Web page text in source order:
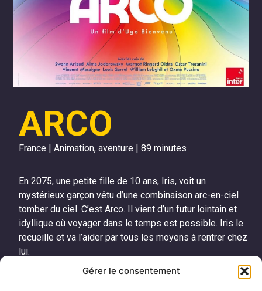
Gérer le consentement
ARCO
France | Animation, aventure | 89 minutes
En 2075, une petite fille de 10 ans, Iris, voit un
mystérieux garçon vêtu d’une combinaison arc-en-ciel
tomber du ciel. C’est Arco. Il vient d’un futur lointain et
idyllique où voyager dans le temps est possible. Iris le
recueille et va l’aider par tous les moyens à rentrer chez
lui.